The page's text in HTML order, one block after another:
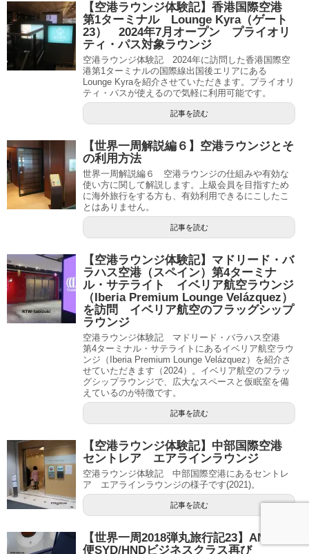
【空港ラウンジ体験記】香港国際空港
第1ターミナル Lounge Kyra（ゲート
23） 2024年7月オープン プライオリ
ティ・パス対象ラウンジ
空港ラウンジ体験記 2024年に訪問した香港国際空
港第1ターミナルの国際線出国後エリアにある
Lounge Kyraを紹介させていただきます。プライオリ
ティ・パスが使えるので気軽に利用可能です。
記事を読む
【世界一周解説編６】空港ラウンジとそ
の利用方法
世界一周解説編６ 空港ラウンジの仕組みや有効な
使い方に関して解説します。上級会員を目指すため
に海外旅行をする方も、有効利用できるにこしたこ
とはありません。
記事を読む
【空港ラウンジ体験記】マドリード・バ
ラハス空港（スペイン）第4ターミナ
ル・サテライト イベリア航空ラウンジ
（Iberia Premium Lounge Velázquez）
を訪問 イベリア航空のフラッグシップ
ラウンジ
空港ラウンジ体験記 マドリード・バラハス空港
第4ターミナル・サテライトにあるイベリア航空ラウ
ンジ（Iberia Premium Lounge Velázquez）を紹介さ
せていただきます（2024）。イベリア航空のフラッ
グシップラウンジで、広大なスペースと仮眠室を備
えているのが特徴です。
記事を読む
【空港ラウンジ体験記】中部国際空港
セントレア エアラインラウンジ
空港ラウンジ体験記 中部国際空港にあるセントレ
ア エアラインラウンジの様子です(2021)。
記事を読む
【世界一周2018弾丸旅行記23】ANA880
便SYD/HNDビジネスクラス再び